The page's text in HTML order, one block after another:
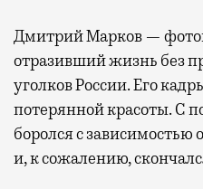
Дмитрий Марков —
отразивший жизнь без
уголков России. Его
потерянной красоты. С
боролся с
и, к сожалению,